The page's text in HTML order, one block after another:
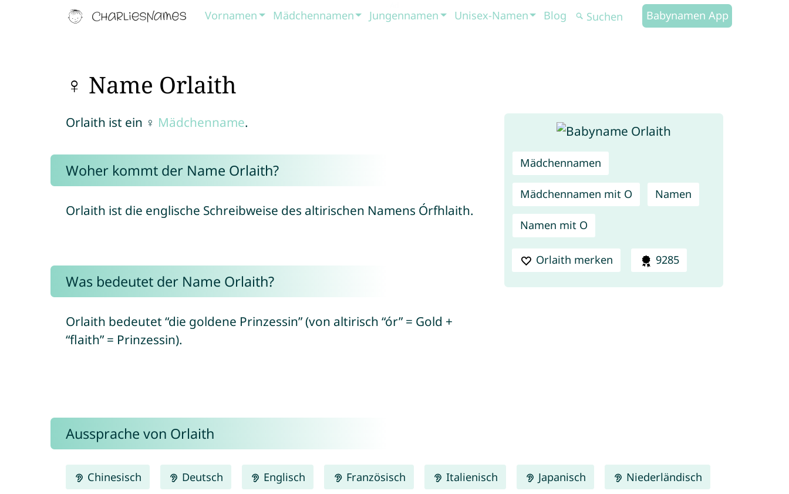
Vornamen Mädchennamen Jungennamen Unisex-Namen Blog Babynamen App
♀ Name Orlaith
Mädchennamen
Mädchennamen mit O Namen
Namen mit O
Orlaith merken 9285
Orlaith ist ein ♀ Mädchenname.
Woher kommt der Name Orlaith?
Orlaith ist die englische Schreibweise des altirischen Namens Órfhlaith.
Was bedeutet der Name Orlaith?
Orlaith bedeutet “die goldene Prinzessin” (von altirisch “ór” = Gold +
“flaith” = Prinzessin).
Aussprache von Orlaith
Chinesisch Deutsch Englisch Französisch Italienisch Japanisch Niederländisch